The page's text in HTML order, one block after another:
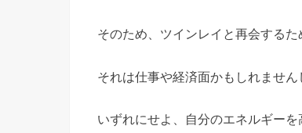
そのため、ツインレイと再会する
それは仕事や経済面かもしれません
いずれにせよ、自分のエネルギー